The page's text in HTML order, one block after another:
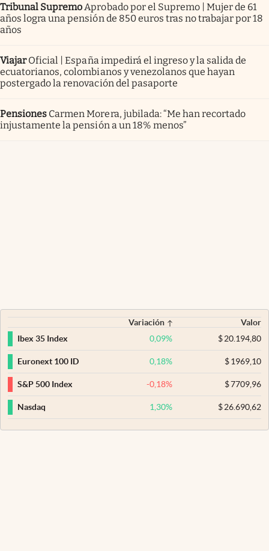
Tribunal Supremo Aprobado por el Supremo | Mujer de 61
años logra una pensión de 850 euros tras no trabajar por 18
años
Viajar Oficial | España impedirá el ingreso y la salida de
ecuatorianos, colombianos y venezolanos que hayan
postergado la renovación del pasaporte
Pensiones Carmen Morera, jubilada: “Me han recortado
injustamente la pensión a un 18% menos”
Variación
Valor
Ibex 35 Index
0,09% $20.194,80
Euronext 100 ID 0,18% $1969,10
S&P 500 Index -0,18% $7709,96
Nasdaq 1,30% $26.690,62